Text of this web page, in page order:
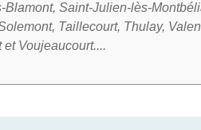
Saint-Julien-lès-
Taillecourt, Thulay,
Voujeaucourt....